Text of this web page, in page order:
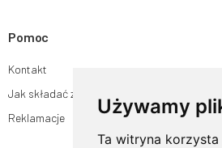
Używamy
Ta witryna
Pomoc
Kontakt
Jak składać zamówienia w sklepie
Reklamacje